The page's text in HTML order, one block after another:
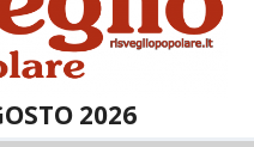
2026